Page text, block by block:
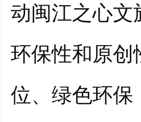
动闽江之心文
环保性和原创
位、绿色环保